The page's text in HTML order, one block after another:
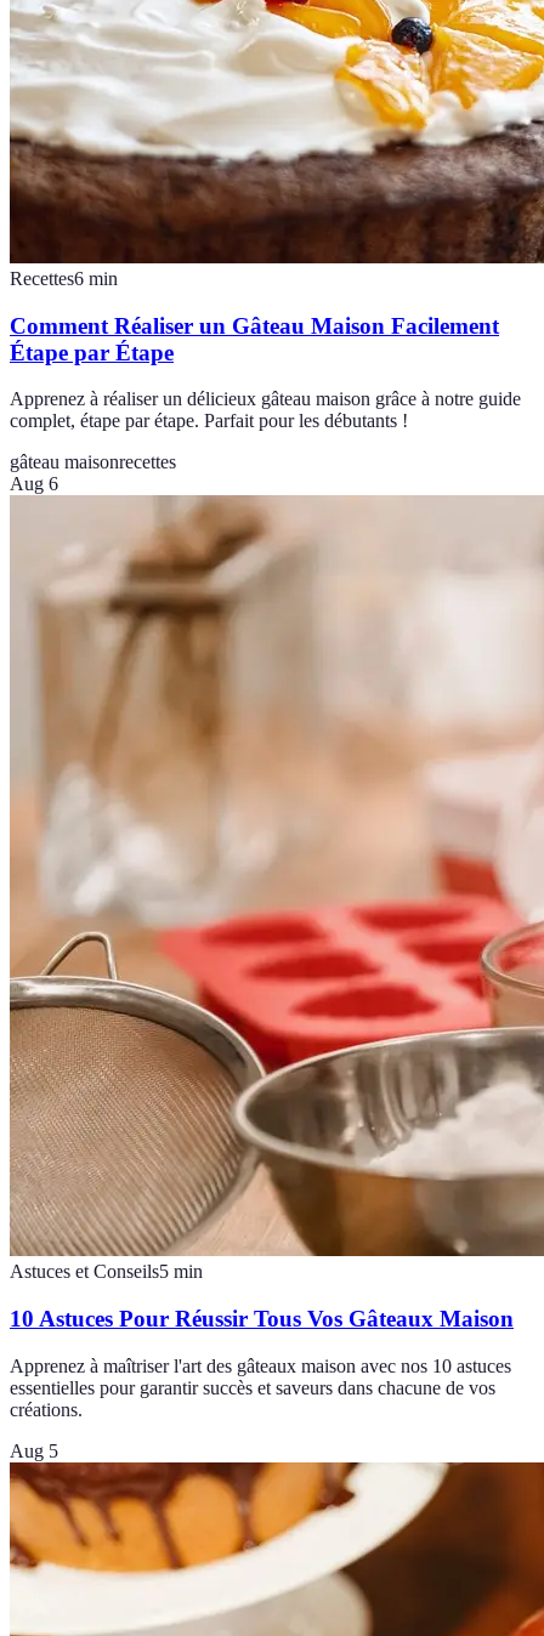
Recettes6 min
Comment Réaliser un Gâteau Maison Facilement
Étape par Étape
Apprenez à réaliser un délicieux gâteau maison grâce à notre guide
complet, étape par étape. Parfait pour les débutants !
gâteau maisonrecettes
Aug 6
Astuces et Conseils5 min
10 Astuces Pour Réussir Tous Vos Gâteaux Maison
Apprenez à maîtriser l'art des gâteaux maison avec nos 10 astuces
essentielles pour garantir succès et saveurs dans chacune de vos
créations.
Aug 5